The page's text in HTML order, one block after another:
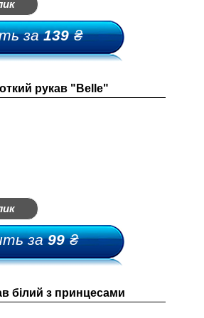
мыльницы
мыльницы
за139₴
рукав "Belle"
за99₴
білий з принцесами